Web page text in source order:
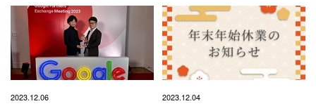
2023.12.06 2023.12.04